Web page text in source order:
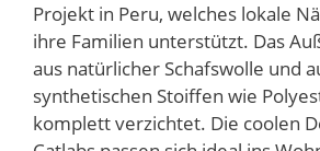
Projekt in Peru, welches lokale
ihre Familien unterstützt. Das
aus natürlicher Schafswolle und
synthetischen Stoiffen wie
komplett verzichtet. Die coolen